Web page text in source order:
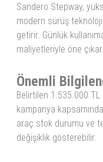
Sandero Stepway,
modern sürüş
getirir. Günlük
maliyetleriyle öne çıkar.
Önemli
Belirtilen 1.535.000 TL
kampanya
araç stok durumu ve
değişiklik gösterebilir.